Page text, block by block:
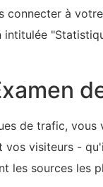
connecter à votre
de trafic,
vos visiteurs -
les sources les